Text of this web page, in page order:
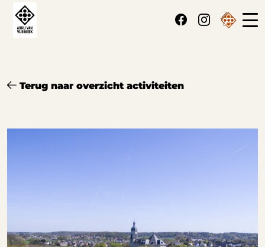
Terug naar overzicht activiteiten
Cookies beheer paneel